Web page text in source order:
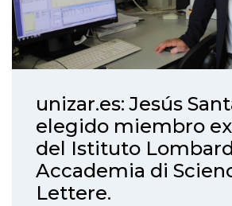
unizar.es: Jesús
elegido miembro
del Istituto
Accademia di
Lettere.